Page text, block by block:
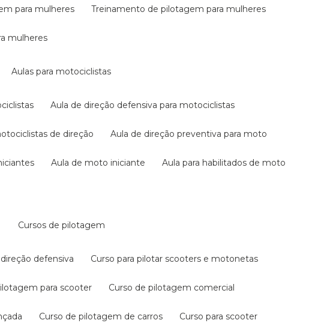
para mulheres treinamento de pilotagem para mulheres
mulheres
aulas para motociclistas
aula de direção defensiva para motociclistas
de direção aula de direção preventiva para moto
aula de moto iniciante aula para habilitados de moto
cursos de pilotagem
defensiva curso para pilotar scooters e motonetas
para scooter curso de pilotagem comercial
curso de pilotagem de carros curso para scooter